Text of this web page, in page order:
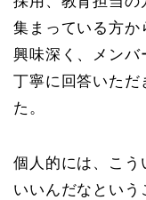
集まっている方か
興味深く、メンバ
丁寧に回答いただ
た。
個人的には、こう
いいんだなという